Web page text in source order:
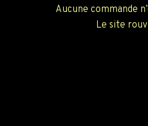
Aucune commande
Le site